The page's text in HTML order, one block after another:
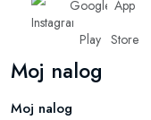
Moj nalog
Moj nalog